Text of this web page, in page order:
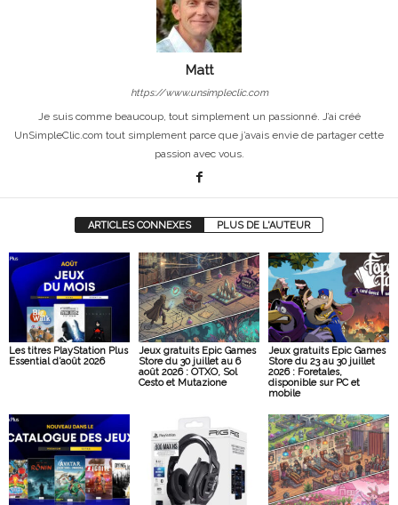
Matt
https://www.unsimpleclic.com
Je suis comme beaucoup, tout simplement un passionné. J’ai créé
UnSimpleClic.com tout simplement parce que j’avais envie de partager cette
passion avec vous.
ARTICLES CONNEXES PLUS DE L'AUTEUR
Les titres PlayStation Plus
Essential d’août 2026
Jeux gratuits Epic Games
Store du 30 juillet au 6
août 2026 : OTXO, Sol
Cesto et Mutazione
Jeux gratuits Epic Games
Store du 23 au 30 juillet
2026 : Foretales,
disponible sur PC et
mobile